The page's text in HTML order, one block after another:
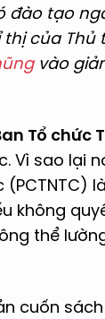
đào tạo
của Thủ
vào
Tổ chức
sao lại
không
thể
cuốn sách